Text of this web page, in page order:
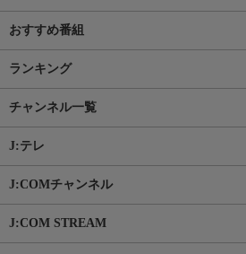
おすすめ番組
ランキング
チャンネル一覧
J:テレ
J:COMチャンネル
J:COM STREAM